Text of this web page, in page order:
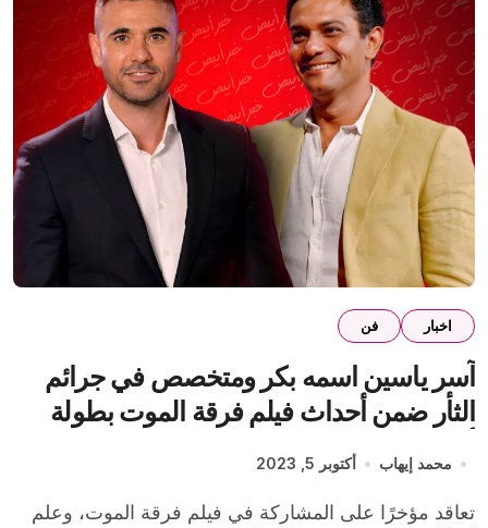
اخبار فن
آسر ياسين اسمه بكر ومتخصص في جرائم
الثأر ضمن أحداث فيلم فرقة الموت بطولة
محمد إيهاب أكتوبر 5, 2023
تعاقد مؤخرًا على المشاركة في فيلم فرقة الموت، وعلم